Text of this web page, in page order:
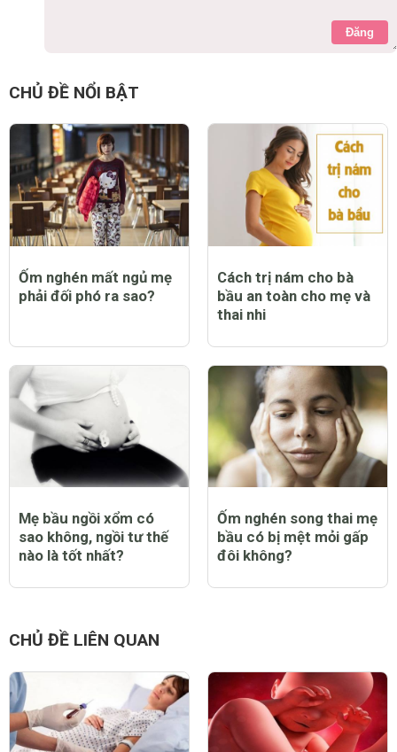
Đăng
CHỦ ĐỀ NỔI BẬT
Ốm nghén mất ngủ mẹ
phải đối phó ra sao?
Cách trị nám cho bà
bầu an toàn cho mẹ và
thai nhi
Mẹ bầu ngồi xổm có
sao không, ngồi tư thế
nào là tốt nhất?
Ốm nghén song thai mẹ
bầu có bị mệt mỏi gấp
đôi không?
CHỦ ĐỀ LIÊN QUAN